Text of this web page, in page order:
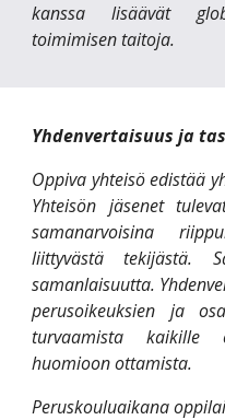
kanssa lisäävät
toimimisen taitoja.
Yhdenvertaisuus ja
Oppiva yhteisö edistää
Yhteisön jäsenet
samanarvoisina
liittyvästä tekijästä.
samanlaisuutta.
perusoikeuksien ja
turvaamista kaikille
huomioon ottamista.
Peruskouluaikana